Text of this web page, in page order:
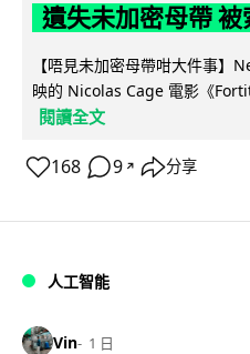
遺失未加密母帶
【唔見未加密母帶咁大件事】
映的 Nicolas Cage 電影《
閱讀全文
168 9 ↗ 分享
人工智能
Vin 1 日